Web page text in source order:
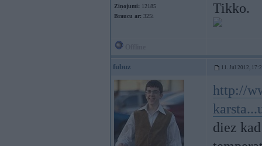
Ziņojumi: 12185
Braucu ar: 325i
Tikko.
fubuz 11. Jul 2012,
http://
diez